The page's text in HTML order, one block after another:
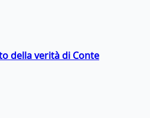
della verità di Conte